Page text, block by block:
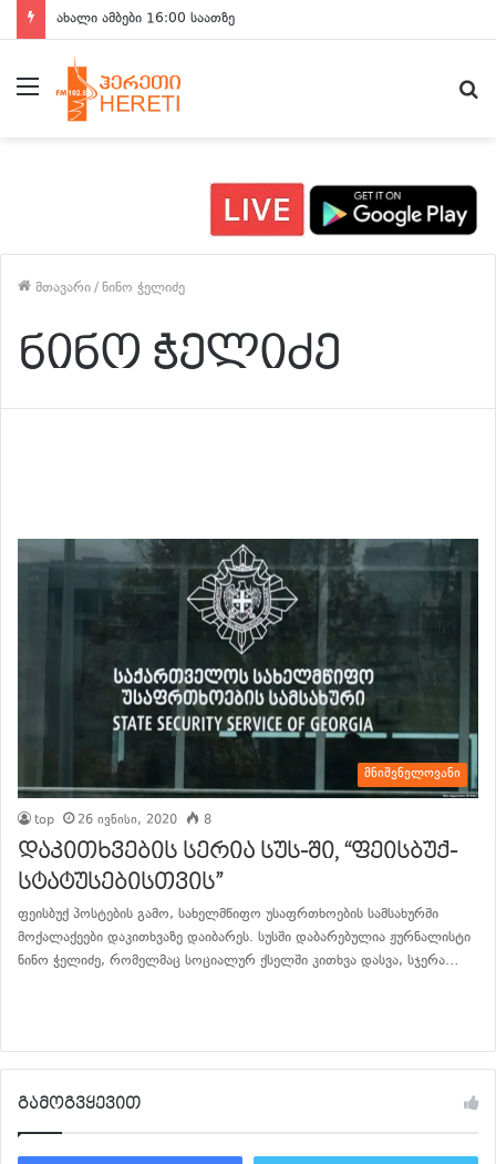
ახალი ამბები 16:00 საათზე
მენიუ
მთავარი/ნინო ჭელიძე
ნინო ჭელიძე
მნიშვნელოვანი
top 26 ივნისი, 2020 8
დაკითხვების სერია სუს-ში, “ფეისბუქ-
სტატუსებისთვის”
ფეისბუქ პოსტების გამო, სახელმწიფო უსაფრთხოების სამსახურში
მოქალაქეები დაკითხვაზე დაიბარეს. სუსში დაბარებულია ჟურნალისტი
ნინო ჭელიძე, რომელმაც სოციალურ ქსელში კითხვა დასვა, სჯერა…
გამოგვყევით